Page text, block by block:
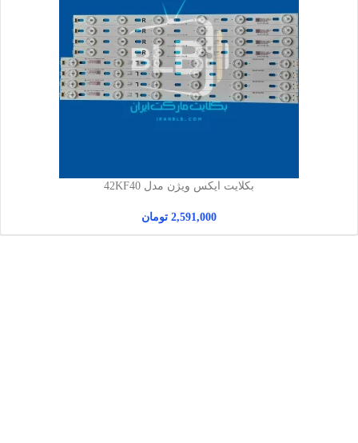
بکلایت ایکس ویژن مدل 42KF40
2,591,000 تومان